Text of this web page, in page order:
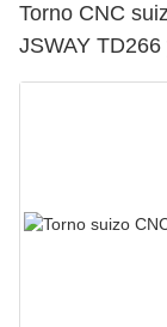
Torno CNC
JSWAY